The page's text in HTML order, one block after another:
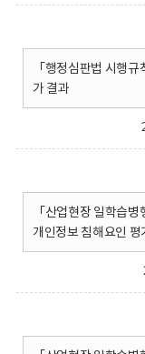
「행정심판법 시행
가 결과
「산업현장 일학습
개인정보 침해요인 평